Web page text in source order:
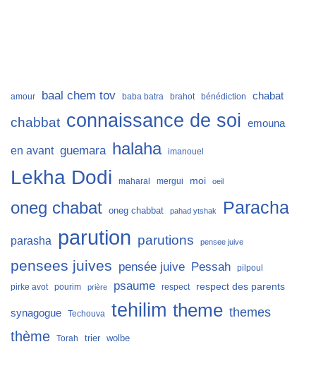
amour baal chem tov baba batra brahot bénédiction chabat
chabbat connaissance de soi emouna
en avant guemara halaha imanouel
Lekha Dodi maharal mergui moi oeil
oneg chabat oneg chabbat pahad ytshak Paracha
parasha parution parutions pensee juive
pensees juives pensée juive Pessah
pilpoul
pirke avot
pourim prière psaume respect respect des parents
synagogue Techouva tehilim theme themes
thème Torah trier wolbe